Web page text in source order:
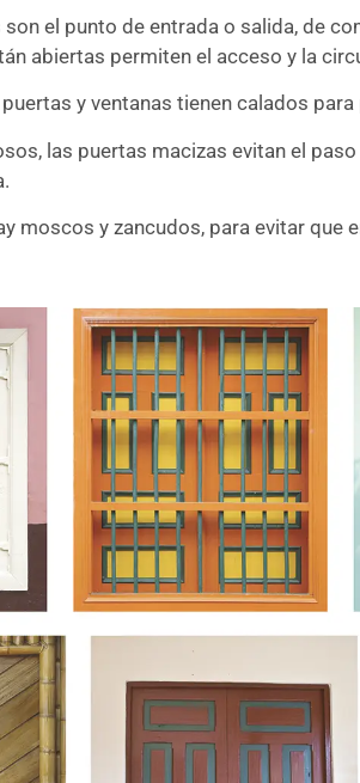
son el punto de entrada o salida, de
abiertas permiten el acceso y la
y ventanas tienen calados para
las puertas macizas evitan el
moscos y zancudos, para evitar